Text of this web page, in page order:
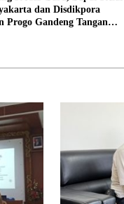
dan Disdikpora
Progo Gandeng Tangan